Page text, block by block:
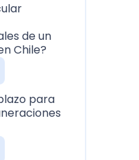
de un
Chile?
para